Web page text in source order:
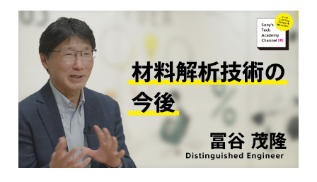
所構造材料研究部 (15分)
●「地球とテクノロジーをつなぐ金属：先端材料と
リサイクル」
久家俊洋／JX金属株式会社技術本部 (15分)
須の基礎素材であり、エッセンシャルインダストリーです。こ
の産業がサステナブルに発展するための課題を未来の担い手で
ある高校生と我が国の代表的な産学の研究者及びエンジニアと
共有します。 このセミナーがこれからのキャリアパスについて
考えるきっかけになれば幸いです。
このコンテンツでは、大阪大学 田中敏宏先生の講演を収録して
います。
■セミナープログラム
＜第一部＞基調講演